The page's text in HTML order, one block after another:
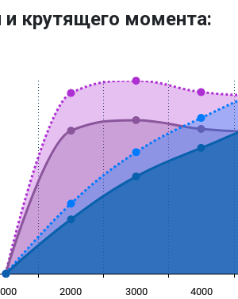
крутящего момента:
2000 3000 4000